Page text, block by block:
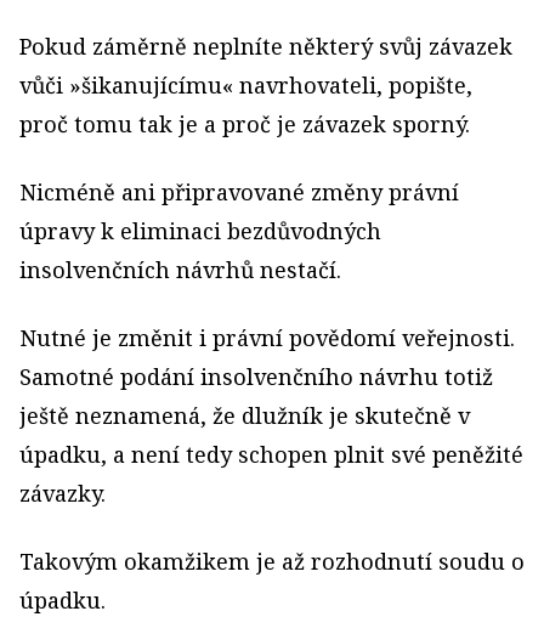
Pokud záměrně neplníte některý svůj závazek
vůči »šikanujícímu« navrhovateli, popište,
proč tomu tak je a proč je závazek sporný.
Nicméně ani připravované změny právní
úpravy k eliminaci bezdůvodných
insolvenčních návrhů nestačí.
Nutné je změnit i právní povědomí veřejnosti.
Samotné podání insolvenčního návrhu totiž
ještě neznamená, že dlužník je skutečně v
úpadku, a není tedy schopen plnit své peněžité
závazky.
Takovým okamžikem je až rozhodnutí soudu o
úpadku.